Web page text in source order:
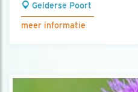
Gelderse Poort
meer informatie